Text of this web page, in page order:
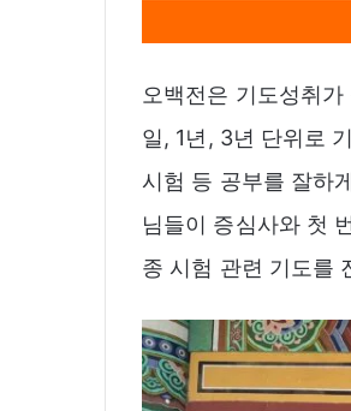
오백전은 기도성취
일, 1년, 3년 단위로
시험 등 공부를 잘하
님들이 증심사와 첫
종 시험 관련 기도를